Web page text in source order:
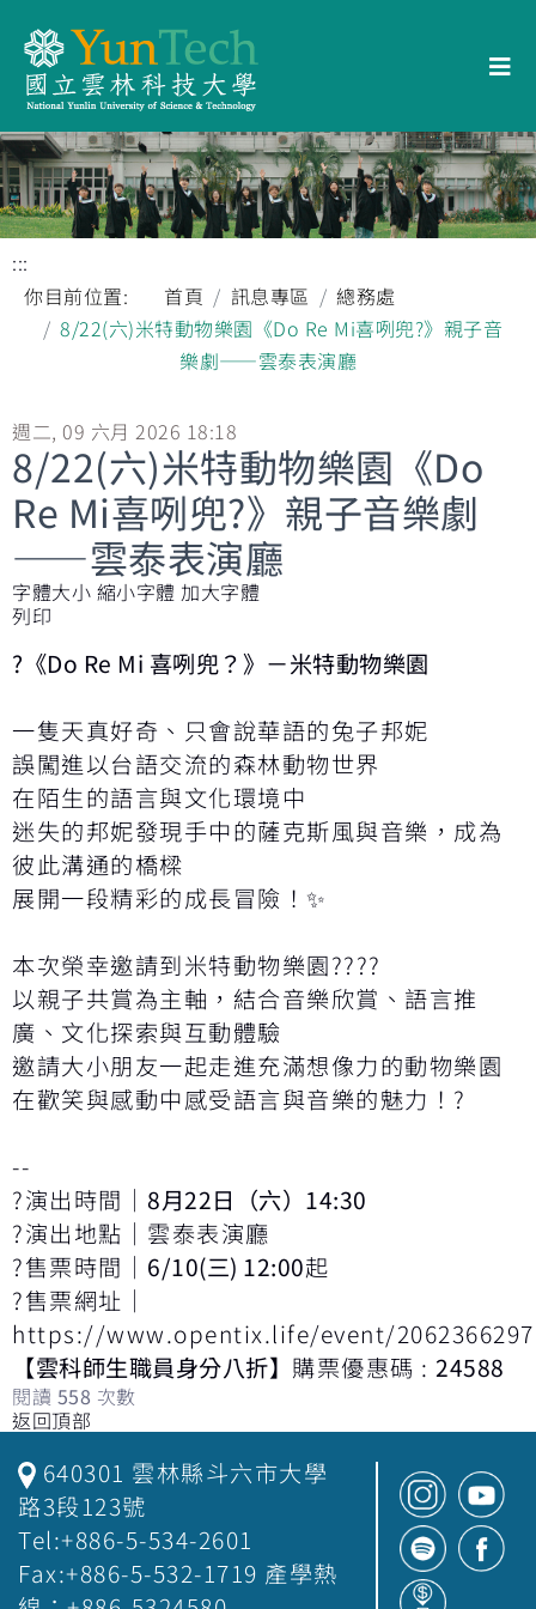
:::
你目前位置:
首頁 訊息專區
總務處
8/22(六)米特動物樂園《Do Re Mi喜咧兜?》親子音
樂劇——雲泰表演廳
週二, 09 六月 2026 18:18
8/22(六)米特動物樂園《Do
Re Mi喜咧兜?》親子音樂劇
——雲泰表演廳
字體大小 縮小字體 加大字體
列印
?《Do Re Mi 喜咧兜？》－米特動物樂園
一隻天真好奇、只會說華語的兔子邦妮
誤闖進以台語交流的森林動物世界
在陌生的語言與文化環境中
迷失的邦妮發現手中的薩克斯風與音樂，成為
彼此溝通的橋樑
展開一段精彩的成長冒險！✨️
本次榮幸邀請到米特動物樂園????
以親子共賞為主軸，結合音樂欣賞、語言推
廣、文化探索與互動體驗
邀請大小朋友一起走進充滿想像力的動物樂園
在歡笑與感動中感受語言與音樂的魅力！?
--
?演出時間｜ 8月22日（六）14:30
?演出地點｜雲泰表演廳
?售票時間｜ 6/10(三) 12:00起
?售票網址｜
https://www.opentix.life/event/
【雲科師生職員身分八折】 購票優惠碼 : 24588
閱讀 558 次數
返回頂部
640301 雲林縣斗六市大學
路3段123號
Tel:+886-5-534-2601
Fax:+886-5-532-1719 產學熱